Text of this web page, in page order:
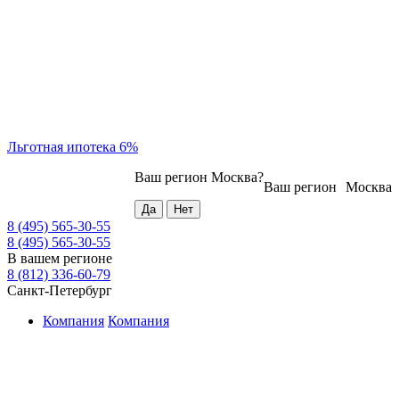
Льготная ипотека 6%
Москва
Ваш регион
Ваш регион Москва?
8 (495) 565-30-55
8 (495) 565-30-55
В вашем регионе
8 (812) 336-60-79
Санкт-Петербург
Компания Компания